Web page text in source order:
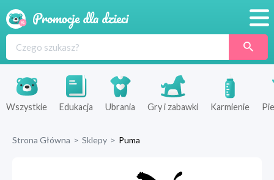
Produkty
Sklepy
Wszystkie Edukacja Ubrania Gry i zabawki Karmienie
Strona Główna > Sklepy > Puma